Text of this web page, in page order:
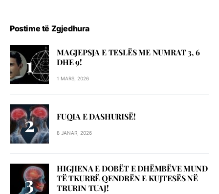
Postime të Zgjedhura
MAGJEPSJA E TESLËS ME NUMRAT 3, 6
DHE 9!
1 MARS, 2026
FUQIA E DASHURISË!
8 JANAR, 2026
HIGJIENA E DOBËT E DHËMBËVE MUND
TË TKURRË QENDRËN E KUJTESËS NË
TRURIN TUAJ!